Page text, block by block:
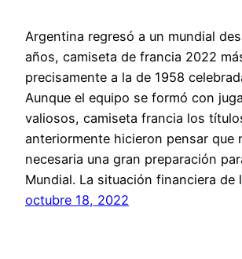
Argentina regresó a un mundial
años, camiseta de francia 2022
precisamente a la de 1958
Aunque el equipo se formó con
valiosos, camiseta francia los
anteriormente hicieron pensar que
necesaria una gran preparación
Mundial. La situación financiera de
octubre 18, 2022